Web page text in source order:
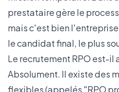
prestataire gère le
mais c'est bien
le candidat final, le plus
Le recrutement RPO est-il
Absolument. Il existe des
flexibles (appelés "RPO